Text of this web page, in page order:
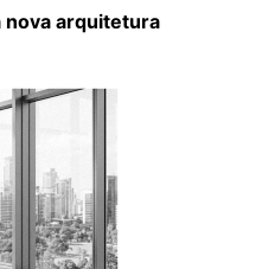
nova arquitetura